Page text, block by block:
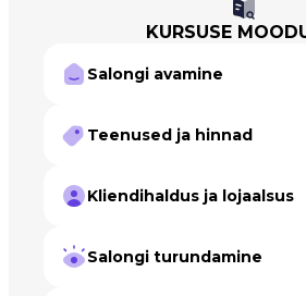
KURSUSE
Salongi avamine
Teenused ja hinnad
Kliendihaldus ja lojaalsus
Salongi turundamine